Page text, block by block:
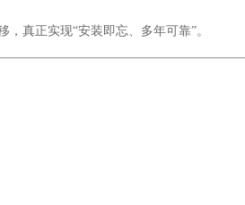
真正实现“安装即忘、多年可靠”。